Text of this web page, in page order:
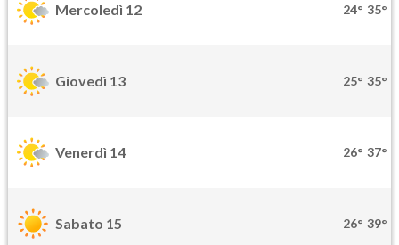
Mercoledì 12 24° 35°
Giovedì 13 25° 35°
Venerdì 14 26° 37°
Sabato 15 26° 39°